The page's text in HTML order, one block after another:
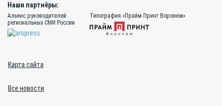
Наши партнёры:
Альянс руководителей
региональных СМИ России
Типография «Прайм Принт Воронеж»
Карта сайта
Все новости